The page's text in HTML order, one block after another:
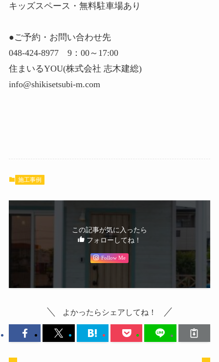
キッズスペース・無料駐車場あり
●ご予約・お問い合わせ先
048-424-8977 9：00～17:00
住まいるYOU(株式会社 志木建総)
info@shikisetsubi-m.com
施工事例
この記事が気に入ったら
フォローしてね！
Follow Me
よかったらシェアしてね！